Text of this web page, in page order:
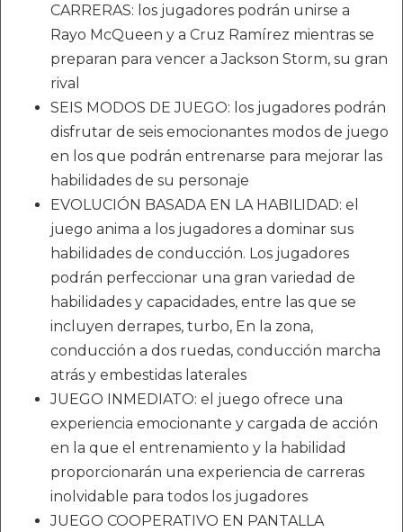
CARRERAS: los jugadores podrán unirse a
Rayo McQueen y a Cruz Ramírez mientras se
preparan para vencer a Jackson Storm, su gran
rival
SEIS MODOS DE JUEGO: los jugadores podrán
disfrutar de seis emocionantes modos de juego
en los que podrán entrenarse para mejorar las
habilidades de su personaje
EVOLUCIÓN BASADA EN LA HABILIDAD: el
juego anima a los jugadores a dominar sus
habilidades de conducción. Los jugadores
podrán perfeccionar una gran variedad de
habilidades y capacidades, entre las que se
incluyen derrapes, turbo, En la zona,
conducción a dos ruedas, conducción marcha
atrás y embestidas laterales
JUEGO INMEDIATO: el juego ofrece una
experiencia emocionante y cargada de acción
en la que el entrenamiento y la habilidad
proporcionarán una experiencia de carreras
inolvidable para todos los jugadores
JUEGO COOPERATIVO EN PANTALLA